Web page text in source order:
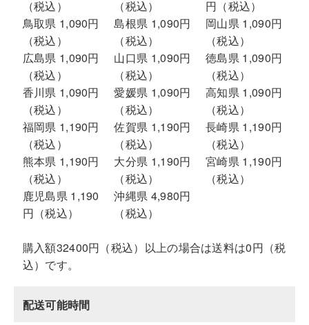
（税込）
（税込）
円（税込）
鳥取県 1,090円
（税込）
島根県 1,090円
（税込）
岡山県 1,090円
（税込）
広島県 1,090円
（税込）
山口県 1,090円
（税込）
徳島県 1,090円
（税込）
香川県 1,090円
（税込）
愛媛県 1,090円
（税込）
高知県 1,090円
（税込）
福岡県 1,190円
（税込）
佐賀県 1,190円
（税込）
長崎県 1,190円
（税込）
熊本県 1,190円
（税込）
大分県 1,190円
（税込）
宮崎県 1,190円
（税込）
鹿児島県 1,190
円（税込）
沖縄県 4,980円
（税込）
購入額32400円（税込）以上の場合は送料は0円（税
込）です。
配送可能時間